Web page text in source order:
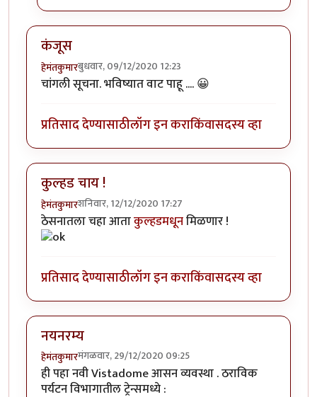
कंजूस
हेमंतकुमारबुधवार, 09/12/2020 12:23
चांगली सूचना. भविष्यात वाट पाहू .... 😀
प्रतिसाद देण्यासाठीलॉग इन कराकिंवासदस्य व्हा
कुल्हड चाय !
हेमंतकुमारशनिवार, 12/12/2020 17:27
ठेसनातला चहा आताकुल्हडमधूनमिळणार !
प्रतिसाद देण्यासाठीलॉग इन कराकिंवासदस्य व्हा
नयनरम्य
हेमंतकुमारमंगळवार, 29/12/2020 09:25
ही पहा नवी Vistadome आसन व्यवस्था . ठराविक
पर्यटन विभागातील ट्रेन्समध्ये :